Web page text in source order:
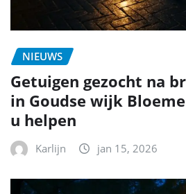
NIEUWS
Getuigen gezocht na
in Goudse wijk
u helpen
Karlijn jan 15, 2026